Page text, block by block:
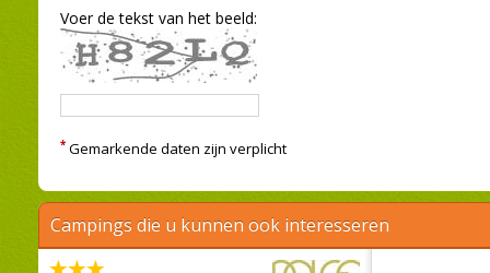
Voer de tekst van het beeld:
* Gemarkende daten zijn verplicht
Campings die u kunnen ook interesseren